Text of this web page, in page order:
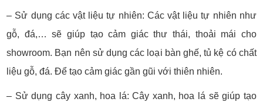
– Sử dụng các vật liệu tự nhiên: Các vật liệu tự nhiên như
gỗ, đá,… sẽ giúp tạo cảm giác thư thái, thoải mái cho
showroom. Bạn nên sử dụng các loại bàn ghế, tủ kệ có chất
liệu gỗ, đá. Để tạo cảm giác gần gũi với thiên nhiên.
– Sử dụng cây xanh, hoa lá: Cây xanh, hoa lá sẽ giúp tạo